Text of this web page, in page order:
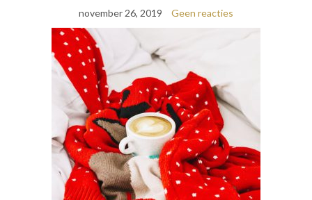
november 26, 2019 Geen reacties